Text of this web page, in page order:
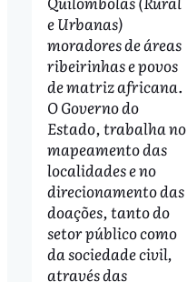
e Urbanas)
moradores de áreas
ribeirinhas e povos
de matriz africana.
O Governo do
Estado, trabalha no
mapeamento das
localidades e no
direcionamento das
doações, tanto do
setor público como
da sociedade civil,
através das